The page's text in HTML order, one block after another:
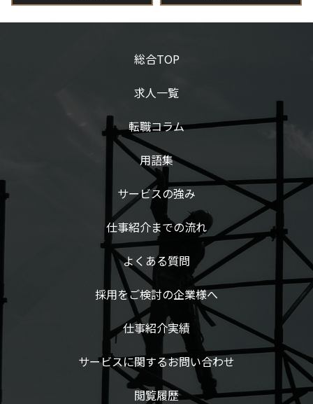
総合TOP
求人一覧
転職コラム
用語集
サービスの強み
仕事紹介までの流れ
よくある質問
採用をご検討の企業様へ
仕事紹介実績
サービスに関するお問い合わせ
閲覧履歴